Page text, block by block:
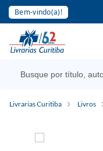
Bem-vindo(a)!
Livrarias Curitiba Livros